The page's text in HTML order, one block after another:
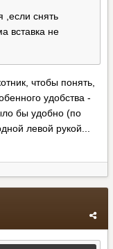
,если снять
вставка не
чтобы понять,
удобства -
бы удобно (по
левой рукой...